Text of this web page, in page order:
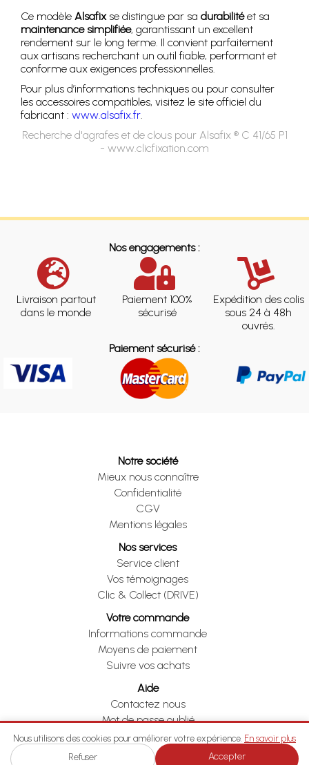
Ce modèle Alsafixse distingue par sa durabilitéet sa
maintenance simplifiée, garantissant un excellent
rendement sur le long terme. Il convient parfaitement
aux artisans recherchant un outil fiable, performant et
conforme aux exigences professionnelles.
Pour plus d’informations techniques ou pour consulter
les accessoires compatibles, visitez le site officiel du
fabricant : www.alsafix.fr.
Recherche d'agrafes et de clous pour Alsafix ® C 41/65 P1
- www.clicfixation.com
Nos engagements :
Livraison partout
dans le monde
Paiement 100%
sécurisé
Expédition des colis
sous 24 à 48h
ouvrés.
Paiement sécurisé :
Notre société
Mieux nous connaître
Confidentialité
CGV
Mentions légales
Nos services
Service client
Vos témoignages
Clic & Collect (DRIVE)
Votre commande
Informations commande
Moyens de paiement
Suivre vos achats
Aide
Contactez nous
Mot de passe oublié
Je me rétracte
Nous utilisons des cookies pour améliorer votre expérience. En savoir plus
Refuser Accepter